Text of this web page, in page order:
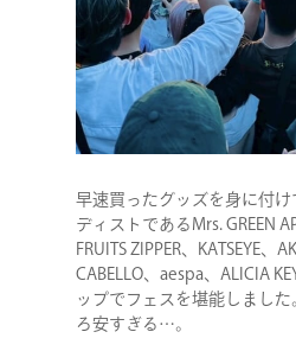
早速買ったグッズを身に付
ディストであるMrs. GREEN
FRUITS ZIPPER、KATSEYE、
CABELLO、aespa、ALICIA
ップでフェスを堪能しまし
ろ安すぎる…。